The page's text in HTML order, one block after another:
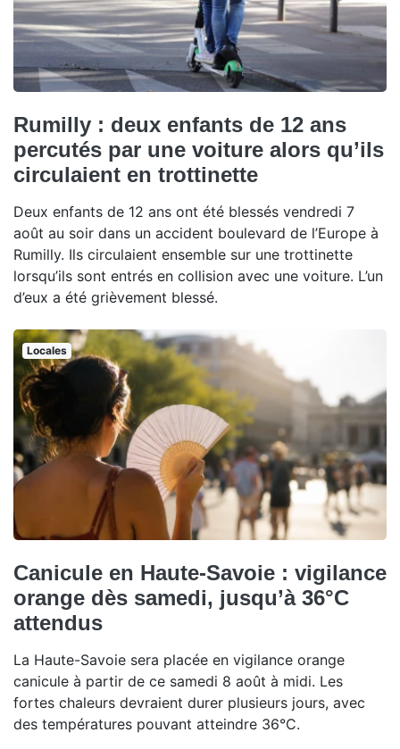
Rumilly : deux enfants de 12 ans
percutés par une voiture alors qu’ils
circulaient en trottinette
Deux enfants de 12 ans ont été blessés vendredi 7
août au soir dans un accident boulevard de l’Europe à
Rumilly. Ils circulaient ensemble sur une trottinette
lorsqu’ils sont entrés en collision avec une voiture. L’un
d’eux a été grièvement blessé.
Locales
Canicule en Haute-Savoie : vigilance
orange dès samedi, jusqu’à 36°C
attendus
La Haute-Savoie sera placée en vigilance orange
canicule à partir de ce samedi 8 août à midi. Les
fortes chaleurs devraient durer plusieurs jours, avec
des températures pouvant atteindre 36°C.